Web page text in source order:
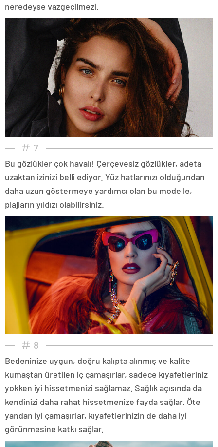
neredeyse vazgeçilmezi.
7
Bu gözlükler çok havalı! Çerçevesiz gözlükler, adeta
uzaktan izinizi belli ediyor. Yüz hatlarınızı olduğundan
daha uzun göstermeye yardımcı olan bu modelle,
plajların yıldızı olabilirsiniz.
8
Bedeninize uygun, doğru kalıpta alınmış ve kalite
kumaştan üretilen iç çamaşırlar, sadece kıyafetleriniz
yokken iyi hissetmenizi sağlamaz. Sağlık açısında da
kendinizi daha rahat hissetmenize fayda sağlar. Öte
yandan iyi çamaşırlar, kıyafetlerinizin de daha iyi
görünmesine katkı sağlar.